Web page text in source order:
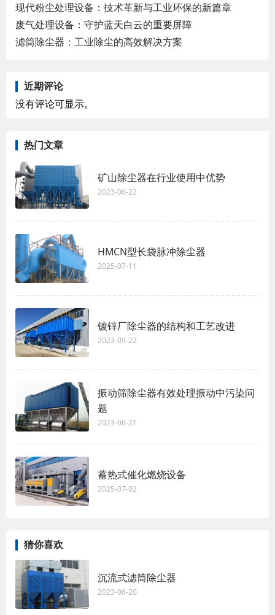
现代粉尘处理设备：技术革新与工业环保的新篇章
废气处理设备：守护蓝天白云的重要屏障
滤筒除尘器：工业除尘的高效解决方案
近期评论
没有评论可显示。
热门文章
矿山除尘器在行业使用中优势
2023-06-22
HMCN型长袋脉冲除尘器
2025-07-11
镀锌厂除尘器的结构和工艺改进
2023-09-22
振动筛除尘器有效处理振动中污染问
题
2023-06-21
蓄热式催化燃烧设备
2025-07-02
猜你喜欢
沉流式滤筒除尘器
2023-06-20